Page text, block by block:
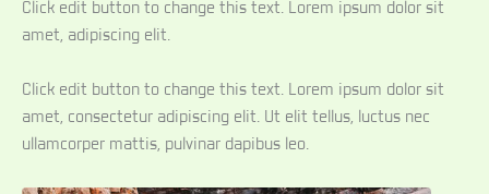
Click edit button to change this text. Lorem ipsum dolor sit
amet, adipiscing elit.
Click edit button to change this text. Lorem ipsum dolor sit
amet, consectetur adipiscing elit. Ut elit tellus, luctus nec
ullamcorper mattis, pulvinar dapibus leo.